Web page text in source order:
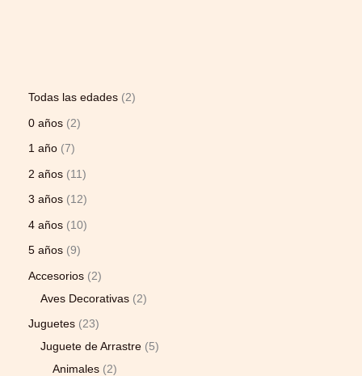
Todas las edades
2
0 años
2
1 año 7
2 años
11
3 años
12
4 años
10
5 años 9
Accesorios
2
Aves Decorativas
2
Juguetes
23
Juguete de Arrastre
5
Animales
2